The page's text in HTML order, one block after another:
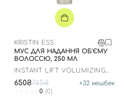
KRISTIN ESS
МУС ДЛЯ НАДАННЯ ОБ'ЄМУ
ВОЛОССЮ, 250 МЛ
INSTANT LIFT VOLUMIZING
650₴765₴ +32 кешбек
0 (0)